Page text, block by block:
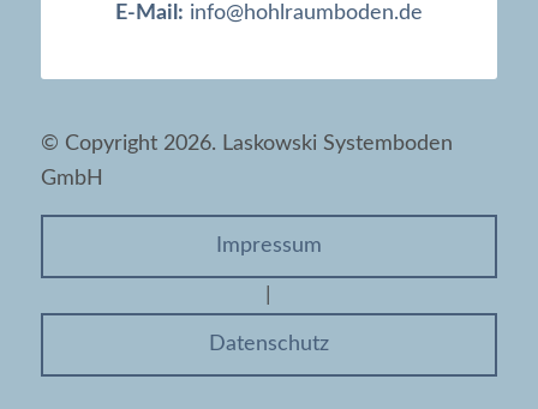
E-Mail: info@hohlraumboden.de
© Copyright 2026. Laskowski Systemboden
GmbH
Impressum
Datenschutz